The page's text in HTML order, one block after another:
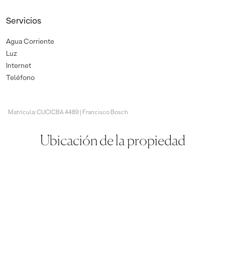
Servicios
Agua Corriente
Luz
Internet
Teléfono
Matrícula: CUCICBA 4489 | Francisco Bosch
Ubicación de la propiedad